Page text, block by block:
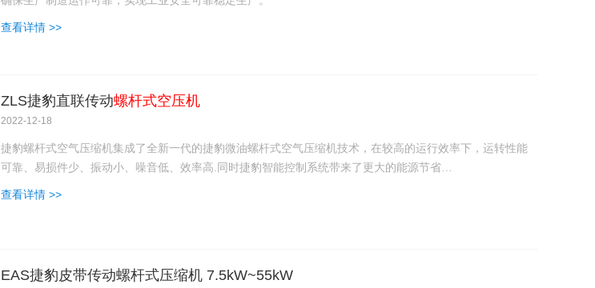
查看详情 >>
ZLS捷豹直联传动螺杆式空压机
2022-12-18
捷豹螺杆式空气压缩机集成了全新一代的捷豹微油螺杆式空气压缩机技术，在较高的运行效率下，运转性能
可靠、易损件少、振动小、噪音低、效率高.同时捷豹智能控制系统带来了更大的能源节省…
查看详情 >>
EAS捷豹皮带传动螺杆式压缩机 7.5kW~55kW